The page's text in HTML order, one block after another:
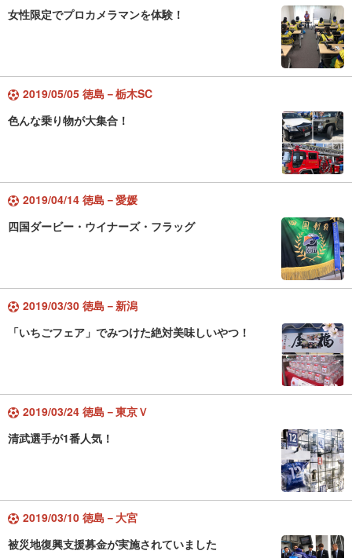
女性限定でプロカメラマンを体験！
2019/05/05 徳島－栃木SC
色んな乗り物が大集合！
2019/04/14 徳島－愛媛
四国ダービー・ウイナーズ・フラッグ
2019/03/30 徳島－新潟
「いちごフェア」でみつけた絶対美味しいやつ！
2019/03/24 徳島－東京Ｖ
清武選手が1番人気！
2019/03/10 徳島－大宮
被災地復興支援募金が実施されていました